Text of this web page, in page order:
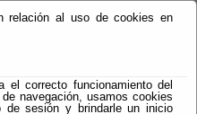
relación al uso de cookies en
el correcto funcionamiento del
navegación, usamos cookies
de sesión y brindarle un inicio